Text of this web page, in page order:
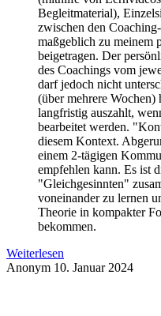
Begleitmaterial),
zwischen den
maßgeblich zu meinem
beigetragen. Der
des Coachings vom
darf jedoch nicht
(über mehrere
langfristig auszahlt,
bearbeitet werden.
diesem Kontext.
einem 2-tägigen
empfehlen kann. Es ist
"Gleichgesinnten"
voneinander zu lernen
Theorie in kompakter
bekommen.
Weiterlesen
Anonym 10. Januar 2024